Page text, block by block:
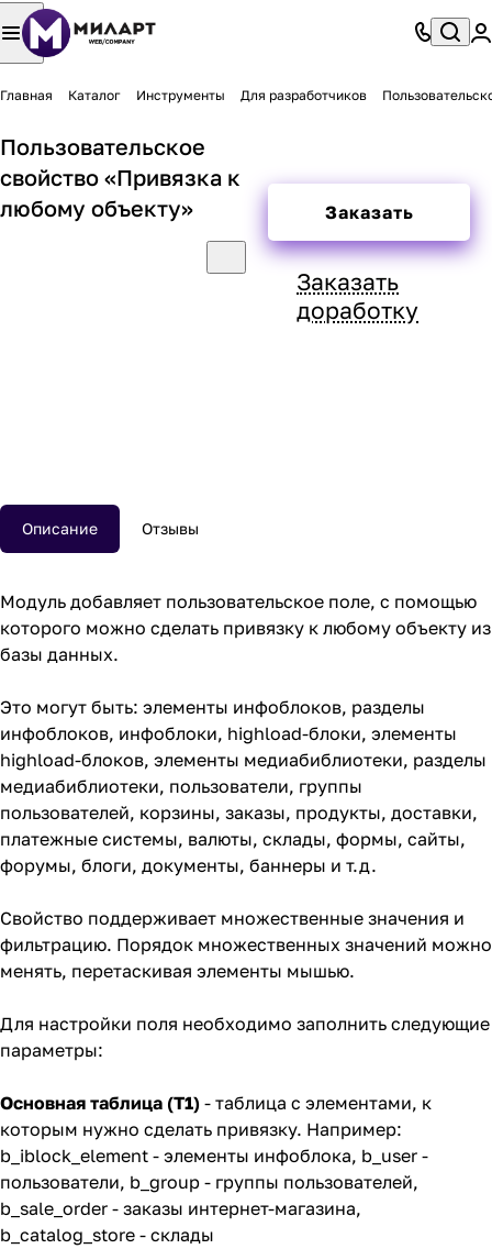
Главная Каталог Инструменты Для разработчиков
Пользовательское
свойство «Привязка к
любому объекту»
Заказать
Заказать
доработку
Описание Отзывы
Модуль добавляет пользовательское поле, с помощью
которого можно сделать привязку к любому объекту из
базы данных.
Это могут быть: элементы инфоблоков, разделы
инфоблоков, инфоблоки, highload-блоки, элементы
highload-блоков, элементы медиабиблиотеки, разделы
медиабиблиотеки, пользователи, группы
пользователей, корзины, заказы, продукты, доставки,
платежные системы, валюты, склады, формы, сайты,
форумы, блоги, документы, баннеры и т.д.
Свойство поддерживает множественные значения и
фильтрацию. Порядок множественных значений можно
менять, перетаскивая элементы мышью.
Для настройки поля необходимо заполнить следующие
параметры:
Основная таблица (T1) - таблица с элементами, к
которым нужно сделать привязку. Например:
b_iblock_element - элементы инфоблока, b_user -
пользователи, b_group - группы пользователей,
b_sale_order - заказы интернет-магазина,
b_catalog_store - склады